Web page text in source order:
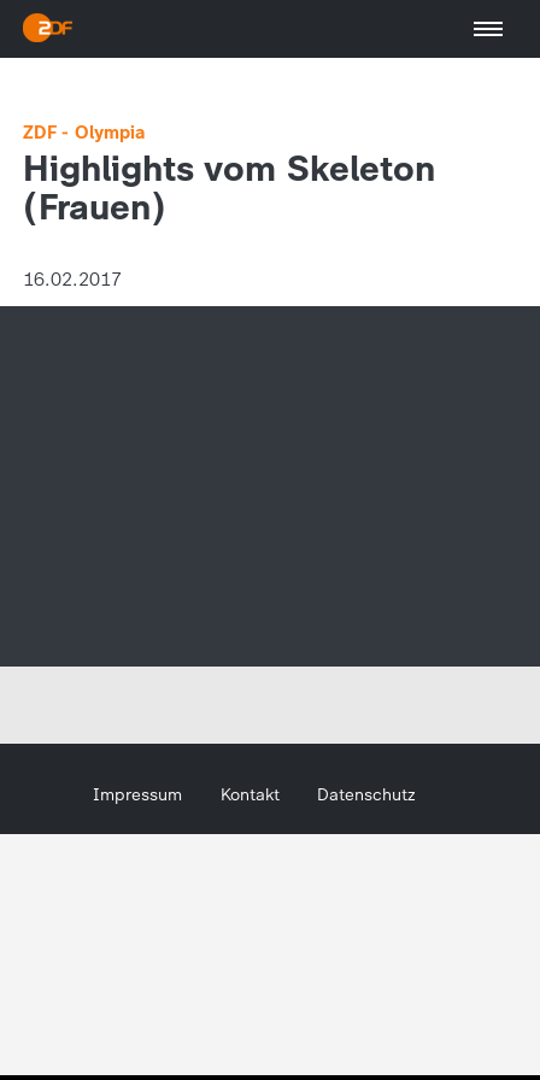
ZDF - Olympia
Highlights vom Skeleton
(Frauen)
16.02.2017
Impressum Kontakt Datenschutz